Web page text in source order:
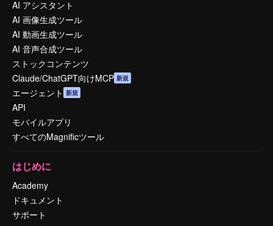
AI アシスタント
AI 画像生成ツール
AI 動画生成ツール
AI 音声合成ツール
ストックコンテンツ
Claude/ChatGPT向けMCP 新規
エージェント 新規
API
モバイルアプリ
すべてのMagnificツール
はじめに
Academy
ドキュメント
サポート